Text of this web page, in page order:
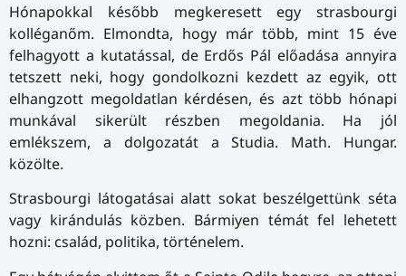
Hónapokkal később megkeresett egy strasbourgi
kolléganőm. Elmondta, hogy már több, mint 15 éve
felhagyott a kutatással, de Erdős Pál előadása annyira
tetszett neki, hogy gondolkozni kezdett az egyik, ott
elhangzott megoldatlan kérdésen, és azt több hónapi
munkával sikerült részben megoldania. Ha jól
emlékszem, a dolgozatát a Studia. Math. Hungar.
közölte.
Strasbourgi látogatásai alatt sokat beszélgettünk séta
vagy kirándulás közben. Bármiyen témát fel lehetett
hozni: család, politika, történelem.